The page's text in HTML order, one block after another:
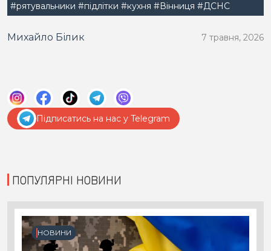
#рятувальники #підлітки #кухня #Вінниця #ДСНС
Михайло Білик 7 травня, 2026
Підписатись на нас у Telegram
ПОПУЛЯРНІ НОВИНИ
НОВИНИ